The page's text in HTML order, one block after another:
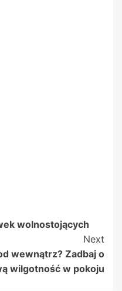
wolnostojących
Next
wewnątrz? Zadbaj o
wilgotność w pokoju